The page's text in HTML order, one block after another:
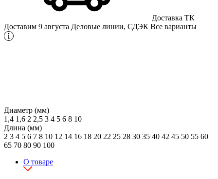
Доставка ТК
Доставим 9 августа Деловые линии, СДЭК Все варианты
Диаметр (мм)
1,4 1,6 2 2,5 3 4 5 6 8 10
Длина (мм)
2 3 4 5 6 7 8 10 12 14 16 18 20 22 25 28 30 35 40 42 45 50 55 60
65 70 80 90 100
О товаре